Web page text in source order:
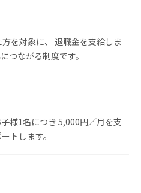
を対象に、 退職金を支給しま
つながる制度です。
様1名につき 5,000円／月を支
トします。